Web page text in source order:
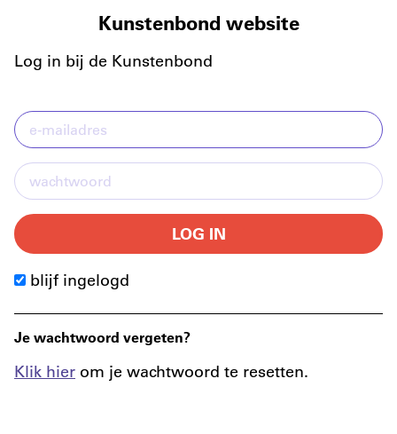
Kunstenbond website
Log in bij de Kunstenbond
LOG IN
blijf ingelogd
Je wachtwoord vergeten?
Klik hier om je wachtwoord te resetten.